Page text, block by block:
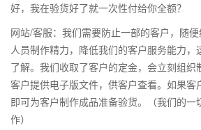
好，我在验货好了就一次性付给你全额？
网站/客服：我们需要防止一部的客户，随
人员制作精力，降低我们的客户服务能力，
了解。我们收取了客户的定金，会立刻组织
客户提供电子版文件，供客户查看。如果客
即可为客户制作成品准备验货。（我们的一
作）